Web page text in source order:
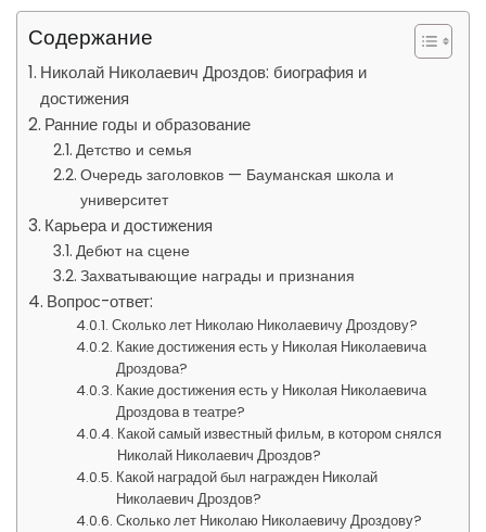
Содержание
Николай Николаевич Дроздов: биография и
достижения
Ранние годы и образование
Детство и семья
Очередь заголовков — Бауманская школа и
университет
Карьера и достижения
Дебют на сцене
Захватывающие награды и признания
Вопрос-ответ:
Сколько лет Николаю Николаевичу Дроздову?
Какие достижения есть у Николая Николаевича
Дроздова?
Какие достижения есть у Николая Николаевича
Дроздова в театре?
Какой самый известный фильм, в котором снялся
Николай Николаевич Дроздов?
Какой наградой был награжден Николай
Николаевич Дроздов?
Сколько лет Николаю Николаевичу Дроздову?